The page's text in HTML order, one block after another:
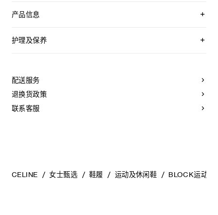
产品信息
100%织物衬里
系带鞋
织物内底，内部泡棉材质确保舒适脚感
橡胶坡跟外底
意大利制造
编号：366475322C.01DQ
护理及保养
泽。为了让您的鞋履历久弥新，我们建议您遵循以下保养方
法：
- 避免接触水、油、香水和化妆品。如果鞋子不慎沾湿，请使用
擦拭皮革，微湿时可擦拭织物面料。
配送服务
退换货政策
联系客服
CELINE 女士甄选 鞋履 运动及休闲鞋 BLOCK运动鞋